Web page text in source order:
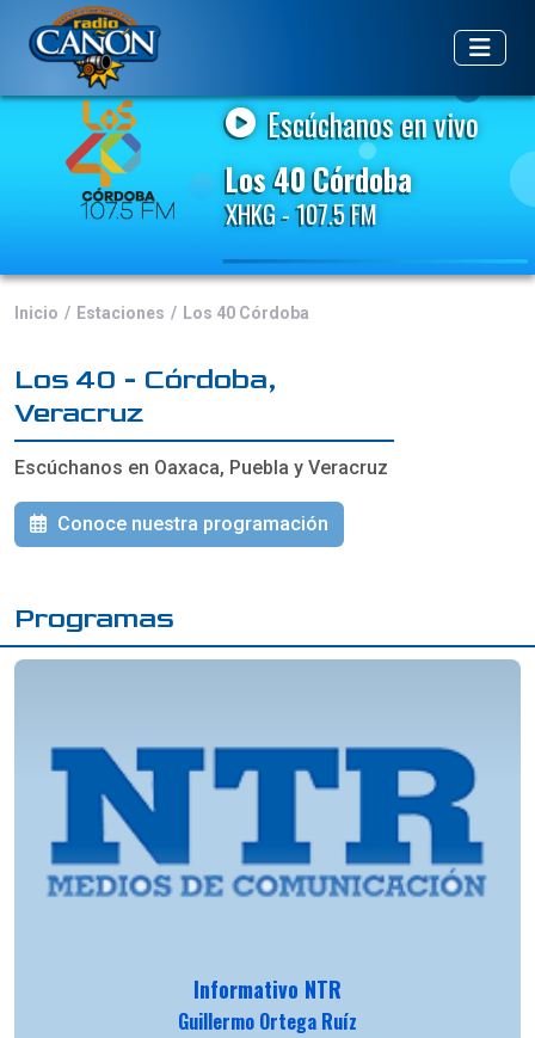
Escúchanos en vivo
Los 40 Córdoba
XHKG - 107.5 FM
Inicio Estaciones Los 40 Córdoba
Los 40 - Córdoba,
Veracruz
Escúchanos en Oaxaca, Puebla y Veracruz
Conoce nuestra programación
Programas
Informativo NTR
Guillermo Ortega Ruíz